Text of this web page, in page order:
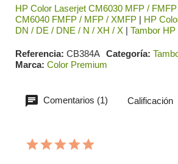
HP Color Laserjet CM6030 MFP / FMFP
CM6040 FMFP / MFP / XMFP | HP
DN / DE / DNE / N / XH / X | Tambor
Referencia CB384A Categoría
Marca Color Premium
Comentarios (1) Calificación